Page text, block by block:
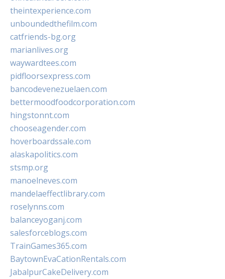
theintexperience.com
unboundedthefilm.com
catfriends-bg.org
marianlives.org
waywardtees.com
pidfloorsexpress.com
bancodevenezuelaen.com
bettermoodfoodcorporation.com
hingstonnt.com
chooseagender.com
hoverboardssale.com
alaskapolitics.com
stsmp.org
manoelneves.com
mandelaeffectlibrary.com
roselynns.com
balanceyoganj.com
salesforceblogs.com
TrainGames365.com
BaytownEvaCationRentals.com
JabalpurCakeDelivery.com